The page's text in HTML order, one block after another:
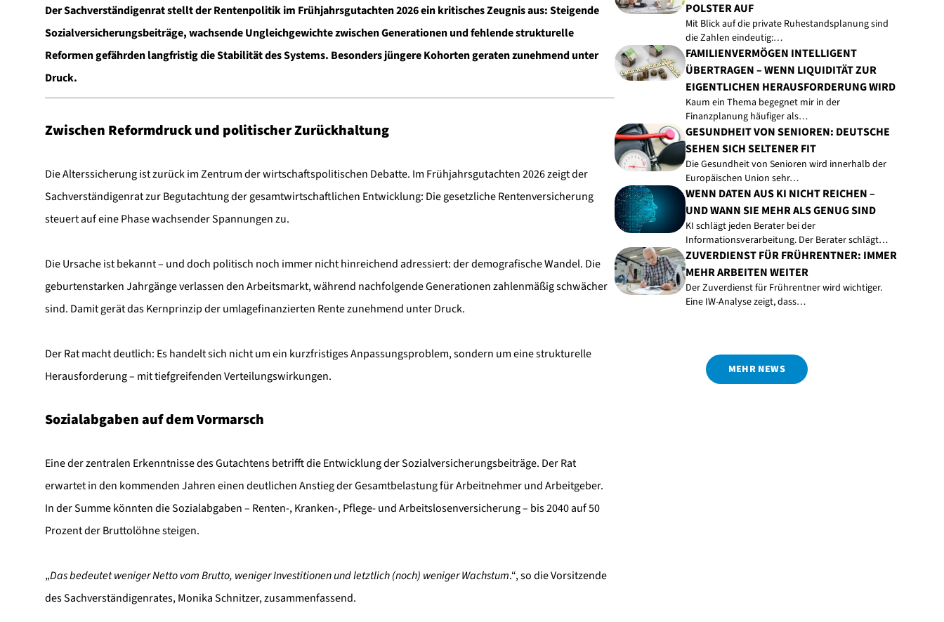
Der Sachverständigenrat stellt der Rentenpolitik im Frühjahrsgutachten 2026 ein kritisches Zeugnis aus: Steigende
Sozialversicherungsbeiträge, wachsende Ungleichgewichte zwischen Generationen und fehlende strukturelle
Reformen gefährden langfristig die Stabilität des Systems. Besonders jüngere Kohorten geraten zunehmend unter
Druck.
Zwischen Reformdruck und politischer Zurückhaltung
Die Alterssicherung ist zurück im Zentrum der wirtschaftspolitischen Debatte. Im Frühjahrsgutachten 2026 zeigt der
Sachverständigenrat zur Begutachtung der gesamtwirtschaftlichen Entwicklung: Die gesetzliche Rentenversicherung
steuert auf eine Phase wachsender Spannungen zu.
Die Ursache ist bekannt – und doch politisch noch immer nicht hinreichend adressiert: der demografische Wandel. Die
geburtenstarken Jahrgänge verlassen den Arbeitsmarkt, während nachfolgende Generationen zahlenmäßig schwächer
sind. Damit gerät das Kernprinzip der umlagefinanzierten Rente zunehmend unter Druck.
Der Rat macht deutlich: Es handelt sich nicht um ein kurzfristiges Anpassungsproblem, sondern um eine strukturelle
Herausforderung – mit tiefgreifenden Verteilungswirkungen.
Sozialabgaben auf dem Vormarsch
Eine der zentralen Erkenntnisse des Gutachtens betrifft die Entwicklung der Sozialversicherungsbeiträge. Der Rat
erwartet in den kommenden Jahren einen deutlichen Anstieg der Gesamtbelastung für Arbeitnehmer und Arbeitgeber.
In der Summe könnten die Sozialabgaben – Renten-, Kranken-, Pflege- und Arbeitslosenversicherung – bis 2040 auf 50
Prozent der Bruttolöhne steigen.
„Das bedeutet weniger Netto vom Brutto, weniger Investitionen und letztlich (noch) weniger Wachstum.“, so die Vorsitzende
des Sachverständigenrates, Monika Schnitzer, zusammenfassend.
POLSTER AUF
Mit Blick auf die private Ruhestandsplanung sind
die Zahlen eindeutig:…
FAMILIENVERMÖGEN INTELLIGENT
ÜBERTRAGEN – WENN LIQUIDITÄT ZUR
EIGENTLICHEN HERAUSFORDERUNG WIRD
Kaum ein Thema begegnet mir in der
Finanzplanung häufiger als…
GESUNDHEIT VON SENIOREN: DEUTSCHE
SEHEN SICH SELTENER FIT
Die Gesundheit von Senioren wird innerhalb der
Europäischen Union sehr…
WENN DATEN AUS KI NICHT REICHEN –
UND WANN SIE MEHR ALS GENUG SIND
KI schlägt jeden Berater bei der
Informationsverarbeitung. Der Berater schlägt…
ZUVERDIENST FÜR FRÜHRENTNER: IMMER
MEHR ARBEITEN WEITER
Der Zuverdienst für Frührentner wird wichtiger.
Eine IW-Analyse zeigt, dass…
MEHR NEWS